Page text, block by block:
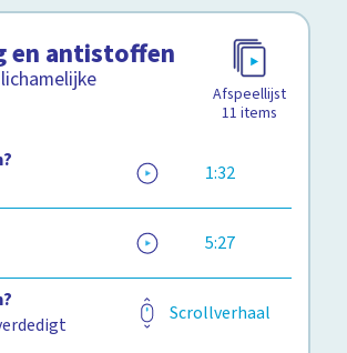
en antistoffen
Afspeellijst
11 items
1:32
5:27
Scrollverhaal